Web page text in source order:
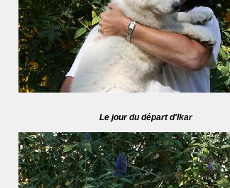
Le jour du départ d'Ikar